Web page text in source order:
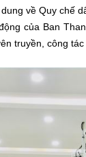
về Quy chế
của Ban
truyền, công